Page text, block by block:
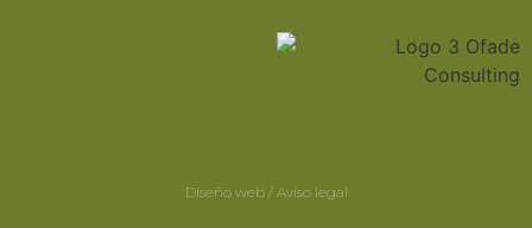
Diseño web / Aviso legal